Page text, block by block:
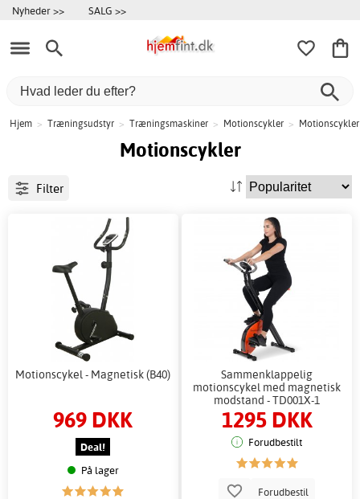
Nyheder >> SALG >>
Hjem > Træningsudstyr > Træningsmaskiner > Motionscykler > Motionscykler
Motionscykler
Filter
Motionscykel - Magnetisk (B40)
969 DKK
Deal!
På lager
Sammenklappelig
motionscykel med magnetisk
modstand - TD001X-1
1295 DKK
Forudbestilt
Forudbestil